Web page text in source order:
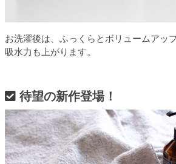
お洗濯後は、ふっくらとボリュームアッ
吸水力も上がります。
待望の新作登場！